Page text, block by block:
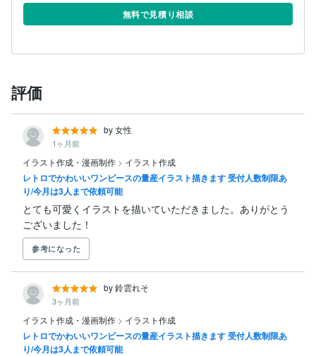
無料で見積り相談
評価
by 女性
1ヶ月前
イラスト作成・漫画制作 > イラスト作成
レトロでかわいいワンピースの量産イラスト描きます 受付人数制限あ
り/今月は3人まで依頼可能
とても可愛くイラストを描いていただきました。ありがとう
ございました！
参考になった
by 鈴雲れそ
3ヶ月前
イラスト作成・漫画制作 > イラスト作成
レトロでかわいいワンピースの量産イラスト描きます 受付人数制限あ
り/今月は3人まで依頼可能